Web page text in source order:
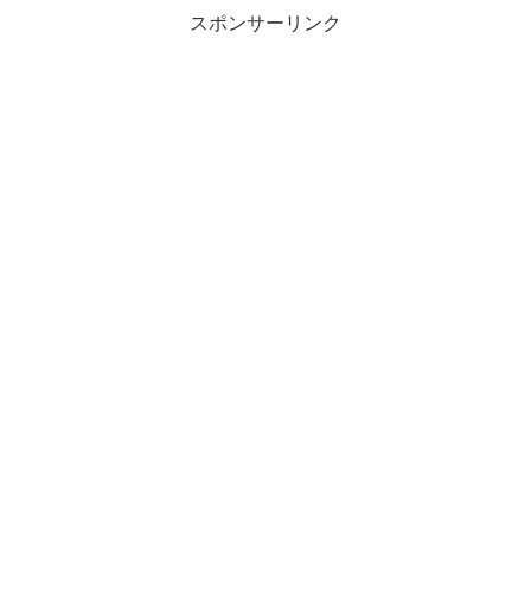
スポンサーリンク